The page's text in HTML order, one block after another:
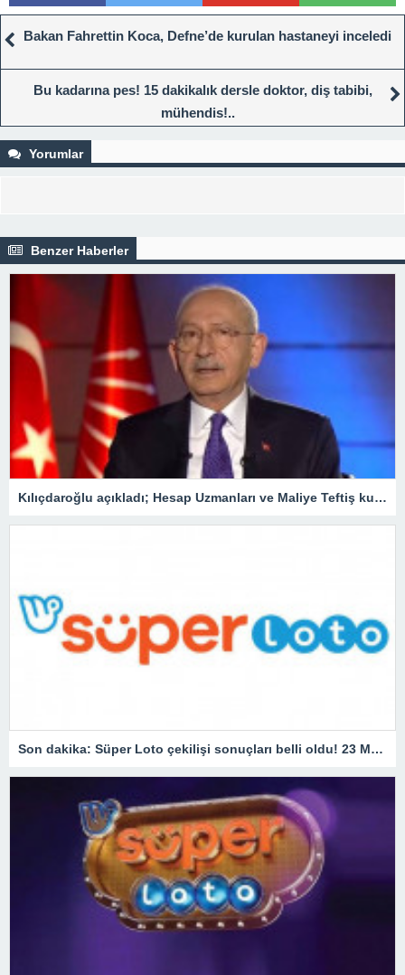
Bakan Fahrettin Koca, Defne’de kurulan hastaneyi inceledi
Bu kadarına pes! 15 dakikalık dersle doktor, diş tabibi,
mühendis!..
Yorumlar
Benzer Haberler
Kılıçdaroğlu açıkladı; Hesap Uzmanları ve Maliye Teftiş kurulları ile DPT tekrar açılacak
Son dakika: Süper Loto çekilişi sonuçları belli oldu! 23 Mart 2023 Süper Loto bilet sorgulama ekranı!